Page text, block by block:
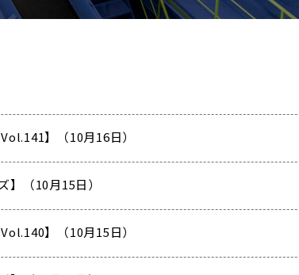
Vol.141】（10月16日）
】（10月15日）
Vol.140】（10月15日）